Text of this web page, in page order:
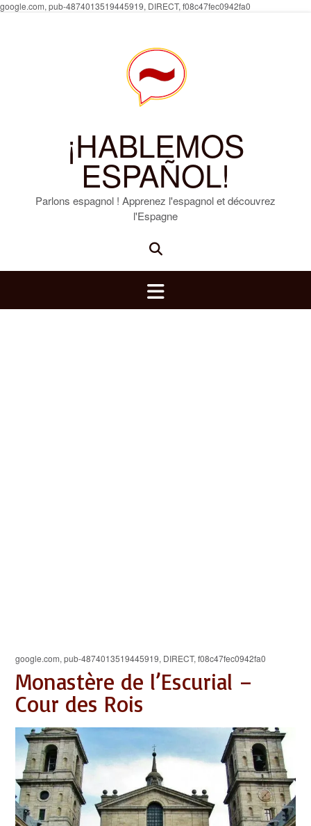
google.com, pub-4874013519445919, DIRECT, f08c47fec0942fa0
¡HABLEMOS
ESPAÑOL!
Parlons espagnol ! Apprenez l'espagnol et découvrez
l'Espagne
google.com, pub-4874013519445919, DIRECT, f08c47fec0942fa0
Monastère de l’Escurial –
Cour des Rois